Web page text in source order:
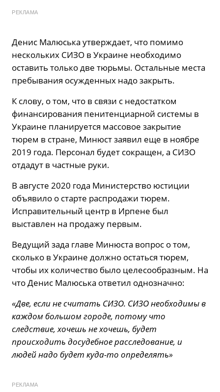
РЕКЛАМА
Денис Малюська утверждает, что помимо
нескольких СИЗО в Украине необходимо
оставить только две тюрьмы. Остальные места
пребывания осужденных надо закрыть.
К слову, о том, что в связи с недостатком
финансирования пенитенциарной системы в
Украине планируется массовое закрытие
тюрем в стране, Минюст заявил еще в ноябре
2019 года. Персонал будет сокращен, а СИЗО
отдадут в частные руки.
В августе 2020 года Министерство юстиции
объявило о старте распродажи тюрем.
Исправительный центр в Ирпене был
выставлен на продажу первым.
Ведущий зада главе Минюста вопрос о том,
сколько в Украине должно остаться тюрем,
чтобы их количество было целесообразным. На
что Денис Малюська ответил однозначно:
«Две, если не считать СИЗО. СИЗО необходимы в
каждом большом городе, потому что
следствие, хочешь не хочешь, будет
происходить досудебное расследование, и
людей надо будет куда-то определять»
РЕКЛАМА